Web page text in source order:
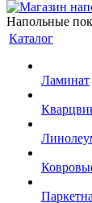
Напольные
Каталог
Ламинат